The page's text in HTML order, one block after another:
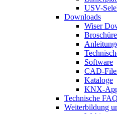
USV-
Downloads
Wiser
Software
CAD-
Kataloge
KNX-
Technische
Weiterbildung